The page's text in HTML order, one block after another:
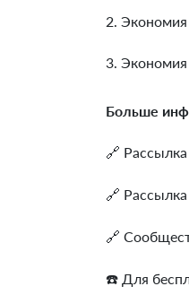
2.
3. Экономия
Больше
🔗
🔗
🔗
☎️ Для